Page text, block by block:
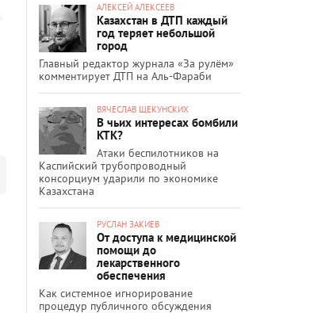
АЛЕКСЕЙ АЛЕКСЕЕВ
Казахстан в ДТП каждый
год теряет небольшой
город
Главный редактор журнала «За рулём»
комментирует ДТП на Аль-Фараби
ВЯЧЕСЛАВ ЩЕКУНСКИХ
В чьих интересах бомбили
КТК?
Атаки беспилотников на
Каспийский трубопроводный
консорциум ударили по экономике
Казахстана
РУСЛАН ЗАКИЕВ
От доступа к медицинской
помощи до
лекарственного
обеспечения
Как системное игнорирование
процедур публичного обсуждения